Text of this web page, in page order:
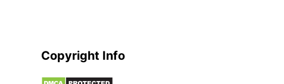
Copyright Info